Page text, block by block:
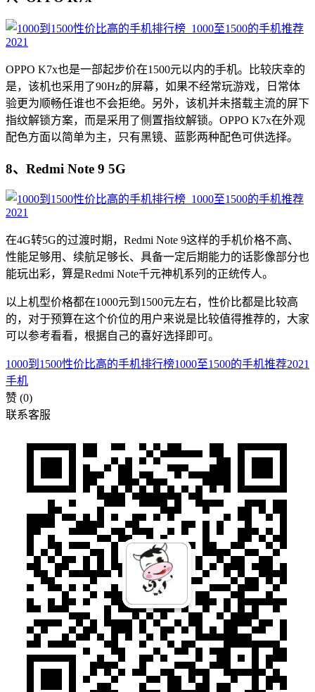
OPPO K7x也是一部起步价在1500元以内的手机。比较庆幸的
是，该机也采用了90Hz的屏幕，如果不经常玩游戏，日常体
验更为顺畅任谁也不会拒绝。另外，该机并未搭载主流的屏下
指纹解锁方案，而是采用了侧置指纹解锁。OPPO K7x在外观
配色方面以简单为主，只有黑镜、蓝影两种配色可供选择。
8、Redmi Note 9 5G
在4G转5G的过渡时期，Redmi Note 9这样的手机价格不高、
性能足够用、续航足够长、具备一定后期能力的话影像部分也
能玩出彩，算是Redmi Note千元神机系列的正统传人。
以上机型价格都在1000元到1500元左右，性价比都是比较高
的，对于预算在这个价位的用户来说是比较值得推荐的，大家
可以参考看看，根据自己的喜好选择即可。
1000到1500性价比高的手机排行榜1000至1500的手机推荐2021
手机
赞 (0)
联系客服